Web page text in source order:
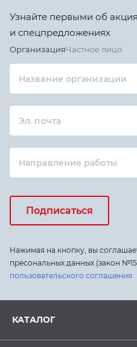
Узнайте первыми об
и спецпредложениях
ОрганизацияЧастное лицо
Название организации
Эл. почта
Направление работы
Подписаться
Нажимая на кнопку, вы
пресональных данных (закон
пользовательского соглашения
КАТАЛОГ